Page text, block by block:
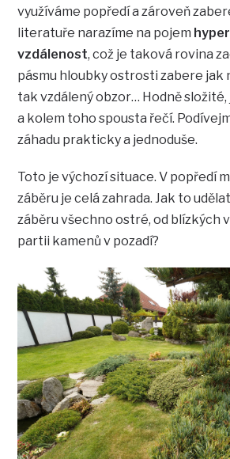
využíváme popředí a zároveň
literatuře narazíme na pojem
vzdálenost, což je taková rovina
pásmu hloubky ostrosti zabere jak
tak vzdálený obzor… Hodně
a kolem toho spousta řečí.
záhadu prakticky a jednoduše.
Toto je výchozí situace. V popředí
záběru je celá zahrada. Jak to
záběru všechno ostré, od blízkých
partii kamenů v pozadí?